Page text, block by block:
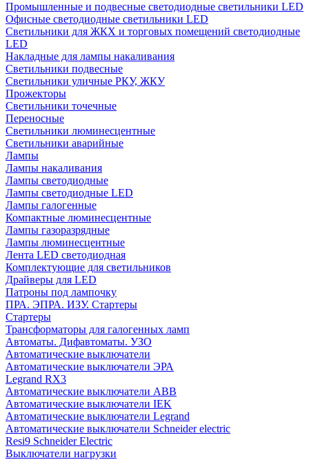
Промышленные и подвесные светодиодные светильники LED
Офисные светодиодные светильники LED
Светильники для ЖКХ и торговых помещений светодиодные
LED
Накладные для лампы накаливания
Светильники подвесные
Светильники уличные РКУ, ЖКУ
Прожекторы
Cветильники точечные
Переносные
Светильники люминесцентные
Светильники аварийные
Лампы
Лампы накаливания
Лампы светодиодные
Лампы светодиодные LED
Лампы галогенные
Компактные люминесцентные
Лампы газоразрядные
Лампы люминесцентные
Лента LED светодиодная
Комплектующие для светильников
Драйверы для LED
Патроны под лампочку
ПРА. ЭПРА. ИЗУ. Стартеры
Стартеры
Трансформаторы для галогенных ламп
Автоматы. Дифавтоматы. УЗО
Автоматические выключатели
Автоматические выключатели ЭРА
Legrand RX3
Автоматические выключатели ABB
Автоматические выключатели IEK
Автоматические выключатели Legrand
Автоматические выключатели Schneider electric
Resi9 Schneider Electric
Выключатели нагрузки